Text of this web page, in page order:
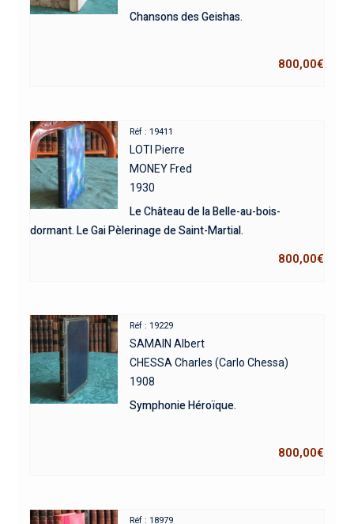
Chansons des Geishas.
800,00€
Réf : 19411
LOTI Pierre
MONEY Fred
1930
Le Château de la Belle-au-bois-
dormant. Le Gai Pèlerinage de Saint-Martial.
800,00€
Réf : 19229
SAMAIN Albert
CHESSA Charles (Carlo Chessa)
1908
Symphonie Héroïque.
800,00€
Réf : 18979